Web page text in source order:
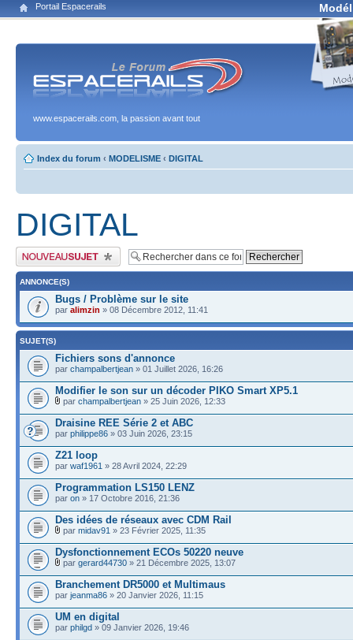
Portail Espacerails
www.espacerails.com, la passion avant tout
Index du forum ‹ MODELISME ‹ DIGITAL
DIGITAL
Publier un nouveau sujet
ANNONCE(S)
Bugs / Problème sur le site
par alimzin » 08 Décembre 2012, 11:41
SUJET(S)
Fichiers sons d'annonce
par champalbertjean » 01 Juillet 2026, 16:26
Modifier le son sur un décoder PIKO Smart XP5.1
par champalbertjean » 25 Juin 2026, 12:33
Draisine REE Série 2 et ABC
par philippe86 » 03 Juin 2026, 23:15
Z21 loop
par waf1961 » 28 Avril 2024, 22:29
Programmation LS150 LENZ
par on » 17 Octobre 2016, 21:36
Des idées de réseaux avec CDM Rail
par midav91 » 23 Février 2025, 11:35
Dysfonctionnement ECOs 50220 neuve
par gerard44730 » 21 Décembre 2025, 13:07
Branchement DR5000 et Multimaus
par jeanma86 » 20 Janvier 2026, 11:15
UM en digital
par philgd » 09 Janvier 2026, 19:46